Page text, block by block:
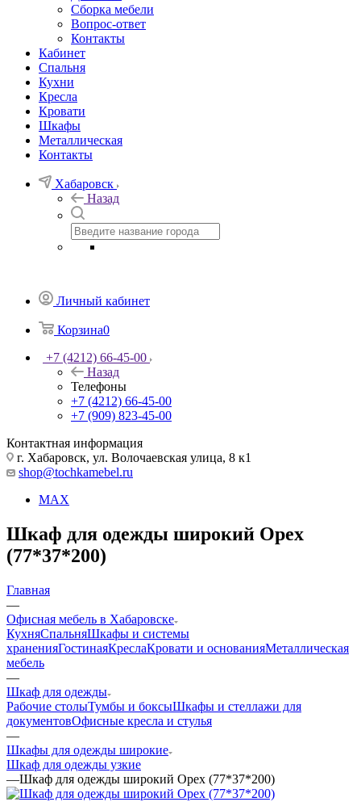
Сборка мебели
Вопрос-ответ
Контакты
Кабинет
Спальня
Кухни
Кресла
Кровати
Шкафы
Металлическая
Контакты
Хабаровск
Назад
Личный кабинет
Корзина0
+7 (4212) 66-45-00
Назад
Телефоны
+7 (4212) 66-45-00
+7 (909) 823-45-00
Контактная информация
г. Хабаровск, ул. Волочаевская улица, 8 к1
shop@tochkamebel.ru
MAX
Шкаф для одежды широкий Орех
(77*37*200)
Главная
—
Офисная мебель в Хабаровске
КухняСпальняШкафы и системы
храненияГостинаяКреслаКровати и основанияМеталлическая
мебель
—
Шкаф для одежды
Рабочие столыТумбы и боксыШкафы и стеллажи для
документовОфисные кресла и стулья
—
Шкафы для одежды широкие
Шкаф для одежды узкие
—Шкаф для одежды широкий Орех (77*37*200)